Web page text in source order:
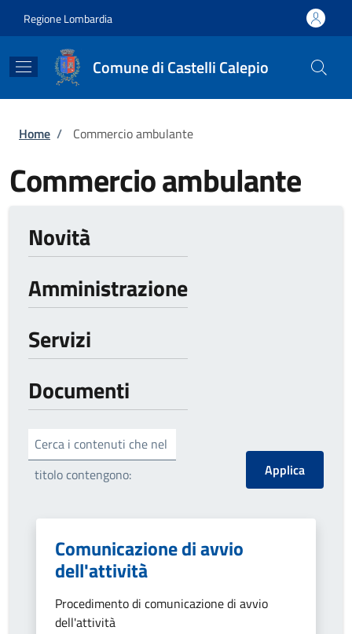
Regione Lombardia
Comune di Castelli Calepio
Briciole di pane
Home / Commercio ambulante
Commercio ambulante
Novità
Amministrazione
Servizi
Documenti
Cerca i contenuti che nel
titolo contengono:
Comunicazione di avvio
dell'attività
Procedimento di comunicazione di avvio
dell'attività